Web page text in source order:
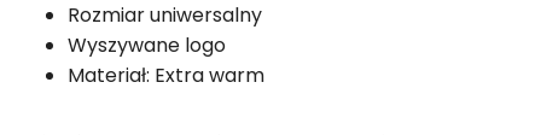
Rozmiar uniwersalny
Wyszywane logo
Materiał: Extra warm